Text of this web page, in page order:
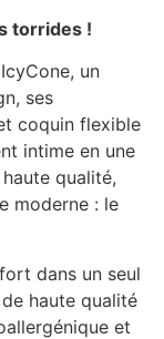
torrides !
un
ses
coquin flexible
intime en une
qualité,
moderne : le
dans un seul
haute qualité
et